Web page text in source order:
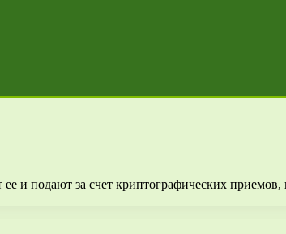
подают за счет криптографических